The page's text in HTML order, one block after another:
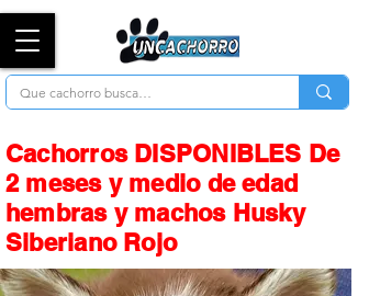
Cachorros DISPONIBLES De
2 meses y medio de edad
hembras y machos Husky
Siberiano Rojo